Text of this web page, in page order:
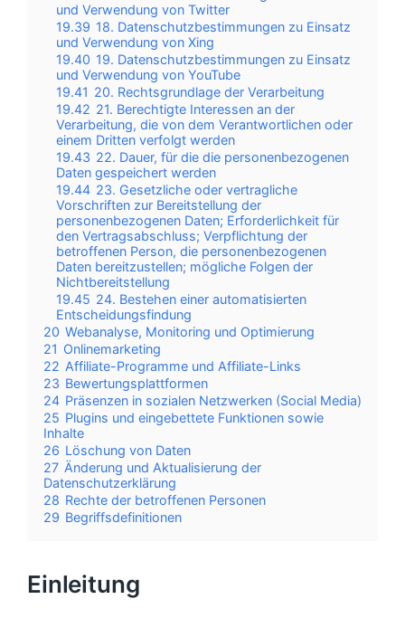
und Verwendung von Twitter
19.39 18. Datenschutzbestimmungen zu Einsatz
und Verwendung von Xing
19.40 19. Datenschutzbestimmungen zu Einsatz
und Verwendung von YouTube
19.41 20. Rechtsgrundlage der Verarbeitung
19.42 21. Berechtigte Interessen an der
Verarbeitung, die von dem Verantwortlichen oder
einem Dritten verfolgt werden
19.43 22. Dauer, für die die personenbezogenen
Daten gespeichert werden
19.44 23. Gesetzliche oder vertragliche
Vorschriften zur Bereitstellung der
personenbezogenen Daten; Erforderlichkeit für
den Vertragsabschluss; Verpflichtung der
betroffenen Person, die personenbezogenen
Daten bereitzustellen; mögliche Folgen der
Nichtbereitstellung
19.45 24. Bestehen einer automatisierten
Entscheidungsfindung
20 Webanalyse, Monitoring und Optimierung
21 Onlinemarketing
22 Affiliate-Programme und Affiliate-Links
23 Bewertungsplattformen
24 Präsenzen in sozialen Netzwerken (Social Media)
25 Plugins und eingebettete Funktionen sowie
Inhalte
26 Löschung von Daten
27 Änderung und Aktualisierung der
Datenschutzerklärung
28 Rechte der betroffenen Personen
29 Begriffsdefinitionen
Einleitung